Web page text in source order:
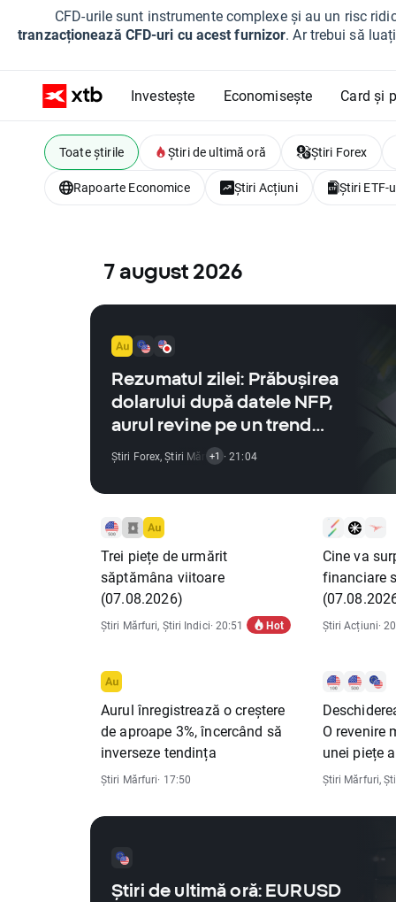
CFD-urile sunt instrumente complexe și au un risc
tranzacționează CFD-uri cu acest furnizor. Ar trebui să
Investește Economisește Card și
Toate știrile Știri de ultimă oră Știri Forex
Rapoarte Economice Știri Acțiuni Știri ETF-
7 august 2026
Rezumatul zilei: Prăbușirea
dolarului după datele NFP,
aurul revine pe un trend
ascendent
Știri Forex,Știri Mărfuri , Știri Indici
+1 · 21:04
Trei piețe de urmărit
săptămâna viitoare
(07.08.2026)
Știri Mărfuri, Știri Indici· 20:51 Hot
Cine va
financiare
Știri Acțiuni·
Aurul înregistrează o creștere
de aproape 3%, încercând să
inverseze tendința
Știri Mărfuri· 17:50
O revenire
unei piețe
Știri Mărfuri,
Știri de ultimă oră: EURUSD